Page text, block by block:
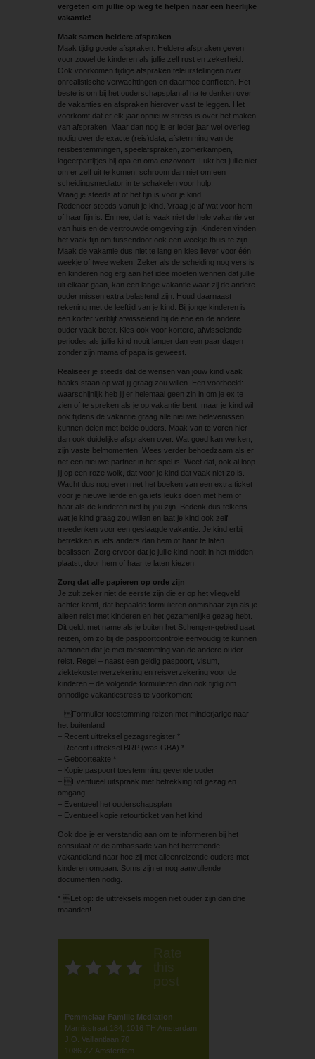
vergeten om jullie op weg te helpen naar een heerlijke
vakantie!
Maak samen heldere afspraken
Maak tijdig goede afspraken. Heldere afspraken geven
voor zowel de kinderen als jullie zelf rust en zekerheid.
Ook voorkomen tijdige afspraken teleurstellingen over
onrealistische verwachtingen en daarmee conflicten. Het
beste is om bij het ouderschapsplan al na te denken over
de vakanties en afspraken hierover vast te leggen. Het
voorkomt dat er elk jaar opnieuw stress is over het maken
van afspraken. Maar dan nog is er ieder jaar wel overleg
nodig over de exacte (reis)data, afstemming van de
reisbestemmingen, speelafspraken, zomerkampen,
logeerpartijtjes bij opa en oma enzovoort. Lukt het jullie niet
om er zelf uit te komen, schroom dan niet om een
scheidingsmediator in te schakelen voor hulp.
Vraag je steeds af of het fijn is voor je kind
Redeneer steeds vanuit je kind. Vraag je af wat voor hem
of haar fijn is. En nee, dat is vaak niet de hele vakantie ver
van huis en de vertrouwde omgeving zijn. Kinderen vinden
het vaak fijn om tussendoor ook een weekje thuis te zijn.
Maak de vakantie dus niet te lang en kies liever voor één
weekje of twee weken. Zeker als de scheiding nog vers is
en kinderen nog erg aan het idee moeten wennen dat jullie
uit elkaar gaan, kan een lange vakantie waar zij de andere
ouder missen extra belastend zijn. Houd daarnaast
rekening met de leeftijd van je kind. Bij jonge kinderen is
een korter verblijf afwisselend bij de ene en de andere
ouder vaak beter. Kies ook voor kortere, afwisselende
periodes als jullie kind nooit langer dan een paar dagen
zonder zijn mama of papa is geweest.
Realiseer je steeds dat de wensen van jouw kind vaak
haaks staan op wat jij graag zou willen. Een voorbeeld:
waarschijnlijk heb jij er helemaal geen zin in om je ex te
zien of te spreken als je op vakantie bent, maar je kind wil
ook tijdens de vakantie graag alle nieuwe belevenissen
kunnen delen met beide ouders. Maak van te voren hier
dan ook duidelijke afspraken over. Wat goed kan werken,
zijn vaste belmomenten. Wees verder behoedzaam als er
net een nieuwe partner in het spel is. Weet dat, ook al loop
jij op een roze wolk, dat voor je kind dat vaak niet zo is.
Wacht dus nog even met het boeken van een extra ticket
voor je nieuwe liefde en ga iets leuks doen met hem of
haar als de kinderen niet bij jou zijn. Bedenk dus telkens
wat je kind graag zou willen en laat je kind ook zelf
meedenken voor een geslaagde vakantie. Je kind erbij
betrekken is iets anders dan hem of haar te laten
beslissen. Zorg ervoor dat je jullie kind nooit in het midden
plaatst, door hem of haar te laten kiezen.
Zorg dat alle papieren op orde zijn
Je zult zeker niet de eerste zijn die er op het vliegveld
achter komt, dat bepaalde formulieren onmisbaar zijn als je
alleen reist met kinderen en het gezamenlijke gezag hebt.
Dit geldt met name als je buiten het Schengen-gebied gaat
reizen, om zo bij de paspoortcontrole eenvoudig te kunnen
aantonen dat je met toestemming van de andere ouder
reist. Regel – naast een geldig paspoort, visum,
ziektekostenverzekering en reisverzekering voor de
kinderen – de volgende formulieren dan ook tijdig om
onnodige vakantiestress te voorkomen:
– Formulier toestemming reizen met minderjarige naar
het buitenland
– Recent uittreksel gezagsregister *
– Recent uittreksel BRP (was GBA) *
– Geboorteakte *
– Kopie paspoort toestemming gevende ouder
– Eventueel uitspraak met betrekking tot gezag en
omgang
– Eventueel het ouderschapsplan
– Eventueel kopie retourticket van het kind
Ook doe je er verstandig aan om te informeren bij het
consulaat of de ambassade van het betreffende
vakantieland naar hoe zij met alleenreizende ouders met
kinderen omgaan. Soms zijn er nog aanvullende
documenten nodig.
* Let op: de uittreksels mogen niet ouder zijn dan drie
maanden!
Pemmelaar Familie Mediation
Marnixstraat 184, 1016 TH Amsterdam
J.O. Vaillantlaan 70
1086 ZZ Amsterdam